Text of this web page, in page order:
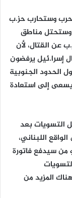
وستحارب حز.ب
وستحتل مناطق
عن القتال، لأن
إسرا.ئيل يرفضون
الحدود الجنوبية
إلى استعادة
التسويات بعد
اللبناني،
من سيدفع فاتورة
المزيد من